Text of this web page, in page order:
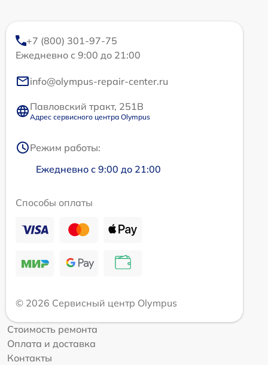
+7 (800) 301-97-75
Ежедневно с 9:00 до 21:00
info@olympus-repair-center.ru
Павловский тракт, 251В
Адрес сервисного центра Olympus
Режим работы:
Ежедневно с 9:00 до 21:00
Способы оплаты
© 2026 Сервисный центр Olympus
Стоимость ремонта
Оплата и доставка
Контакты